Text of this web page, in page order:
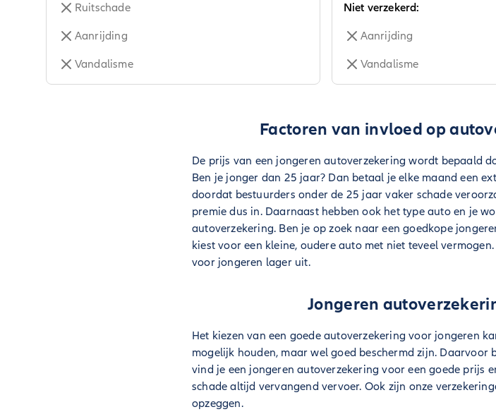
Ruitschade
Aanrijding
Vandalisme
Niet verzekerd:
Aanrijding
Vandalisme
Factoren van invloed op
De prijs van een jongeren autoverzekering wordt bepaald
Ben je jonger dan 25 jaar? Dan betaal je elke maand een
doordat bestuurders onder de 25 jaar vaker schade
premie dus in. Daarnaast hebben ook het type auto en je
autoverzekering. Ben je op zoek naar een goedkope
kiest voor een kleine, oudere auto met niet teveel
voor jongeren lager uit.
Jongeren
Het kiezen van een goede autoverzekering voor jongeren
mogelijk houden, maar wel goed beschermd zijn.
vind je een jongeren autoverzekering voor een goede prijs
schade altijd vervangend vervoer. Ook zijn onze
opzeggen.